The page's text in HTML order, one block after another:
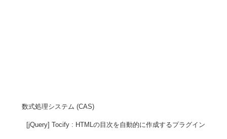
数式処理システム (CAS)
[jQuery] Tocify : HTMLの目次を自動的に作成するプラグイン